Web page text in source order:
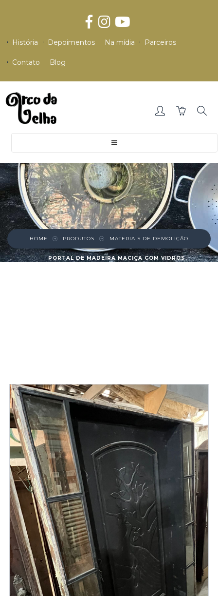
História Depoimentos Na mídia Parceiros
Contato Blog
HOME PRODUTOS MATERIAIS DE DEMOLIÇÃO
PORTAL DE MADEIRA MACIÇA COM VIDROS